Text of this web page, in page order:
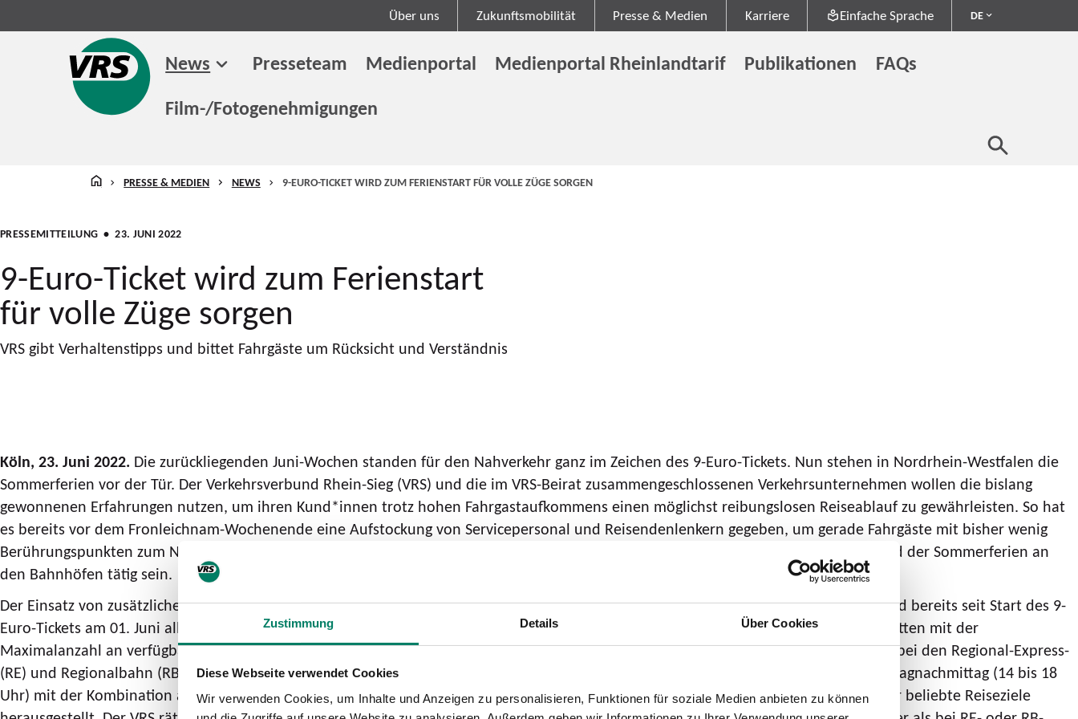
Zustimmung Details Über Cookies
Diese Webseite verwendet Cookies
Wir verwenden Cookies, um Inhalte und Anzeigen zu personalisieren, Funktionen für soziale Medien anbieten zu können
Über uns Zukunftsmobilität Presse & Medien Karriere Einfache Sprache DE
News Presseteam Medienportal Medienportal Rheinlandtarif Publikationen
FAQs
Film-/Fotogenehmigungen
STARTSEITE
PRESSE & MEDIEN NEWS 9-EURO-TICKET WIRD ZUM FERIENSTART FÜR VOLLE ZÜGE SORGEN
PRESSEMITTEILUNG • 23. JUNI 2022
9-Euro-Ticket wird zum Ferienstart
für volle Züge sorgen
VRS gibt Verhaltenstipps und bittet Fahrgäste um Rücksicht und Verständnis
Köln, 23. Juni 2022. Die zurückliegenden Juni-Wochen standen für den Nahverkehr ganz im Zeichen des 9-Euro-Tickets. Nun stehen in Nordrhein-Westfalen die
Sommerferien vor der Tür. Der Verkehrsverbund Rhein-Sieg (VRS) und die im VRS-Beirat zusammengeschlossenen Verkehrsunternehmen wollen die bislang
gewonnenen Erfahrungen nutzen, um ihren Kund*innen trotz hohen Fahrgastaufkommens einen möglichst reibungslosen Reiseablauf zu gewährleisten. So hat
es bereits vor dem Fronleichnam-Wochenende eine Aufstockung von Servicepersonal und Reisendenlenkern gegeben, um gerade Fahrgäste mit bisher wenig
Berührungspunkten zum Nahverkehr beim schnellen Ein- und Ausstieg zu unterstützen. Dieses zusätzliche Personal wird auch während der Sommerferien an
den Bahnhöfen tätig sein.
Der Einsatz von zusätzlichen Zügen ist wegen nicht vorhandener Kapazitäten bei Fahrzeugen und Zugführern nicht möglich. Jedoch wird bereits seit Start des 9-
Euro-Tickets am 01. Juni alles mobilisiert, was auf der Schiene möglich ist. So werden Fahrten auf stark frequentierten Streckenabschnitten mit der
Maximalanzahl an verfügbaren Zugteilen verstärkt. Trotzdem hat sich gezeigt, dass es teilweise in den Zügen – und hier insbesondere bei den Regional-Express-
(RE) und Regionalbahn (RB)-Linien – zu einem sehr starken Fahrgastaufkommen gekommen ist. Die größte Nachfragespitze ist der Freitagnachmittag (14 bis 18
Uhr) mit der Kombination aus Pendelnden und Wochenendreisenden. Insbesondere die Städte Köln und Bonn haben sich hier als sehr beliebte Reiseziele